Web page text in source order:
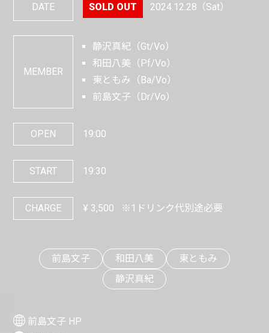
DATE 2024.12.28 （Sat）
MEMBER
静沢真紀（Gt/Vo）
和田八美（Pf/Vo）
東ともみ（Ba/Vo）
前島文子（Dr/Vo）
OPEN 19:00
START 19:30
CHARGE ¥ 3,500 ※1ドリンク代別途必要
前島文子 和田八美
東ともみ
静沢真紀
前島文子 HP